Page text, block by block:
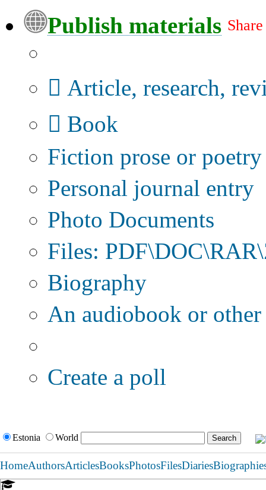
Publish materials
Article, research,
Book
Fiction prose or poetry
Personal journal entry
Photo Documents
Files:
Biography
An audiobook or
Create a poll
Estonia World
HomeAuthorsArticlesBooksPhotosFilesDiaries